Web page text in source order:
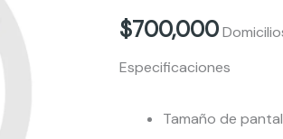
$700,000
Especificaciones
Tamaño de
cantidad